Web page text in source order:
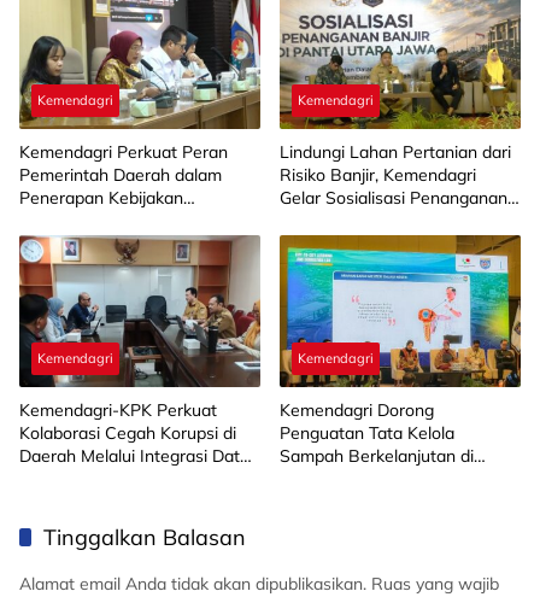
Kemendagri
Kemendagri Perkuat Peran
Pemerintah Daerah dalam
Penerapan Kebijakan
Kemendagri
Lindungi Lahan Pertanian dari
Risiko Banjir, Kemendagri
Gelar Sosialisasi Penanganan
di Brebes
Kemendagri
Kemendagri-KPK Perkuat
Kolaborasi Cegah Korupsi di
Daerah Melalui Integrasi Data
Kemendagri
Kemendagri Dorong
Penguatan Tata Kelola
Sampah Berkelanjutan di
Tinggalkan Balasan
Alamat email Anda tidak akan dipublikasikan. Ruas yang wajib